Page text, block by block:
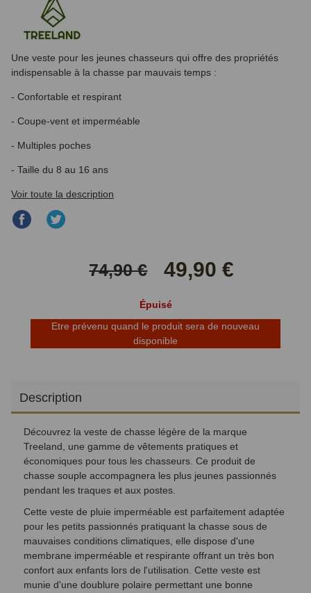
Une veste pour les jeunes chasseurs qui offre des propriétés
indispensable à la chasse par mauvais temps :
- Confortable et respirant
- Coupe-vent et imperméable
- Multiples poches
- Taille du 8 au 16 ans
Voir toute la description
Partager
74,90 € 49,90 €
Épuisé
Etre prévenu quand le produit sera de nouveau
disponible
Description
Découvrez la veste de chasse légère de la marque
Treeland, une gamme de vêtements pratiques et
économiques pour tous les chasseurs. Ce produit de
chasse souple accompagnera les plus jeunes passionnés
pendant les traques et aux postes.
Cette veste de pluie imperméable est parfaitement adaptée
pour les petits passionnés pratiquant la chasse sous de
mauvaises conditions climatiques, elle dispose d'une
membrane imperméable et respirante offrant un très bon
confort aux enfants lors de l'utilisation. Cette veste est
munie d'une doublure polaire permettant une bonne